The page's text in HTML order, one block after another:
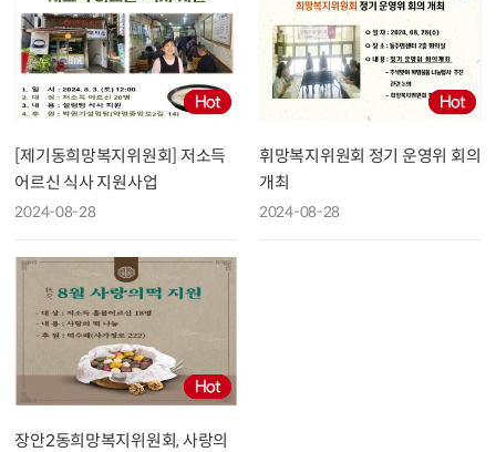
[제기동희망복지위원회] 저소득
어르신 식사 지원사업
2024-08-28
휘망복지위원회 정기 운영위 회의
개최
2024-08-28
장안2동희망복지위원회, 사랑의